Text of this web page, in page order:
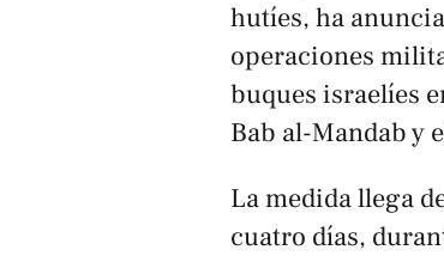
hutíes, ha
operaciones
buques israelíes
Bab al-Mandab y
La medida llega
cuatro días,